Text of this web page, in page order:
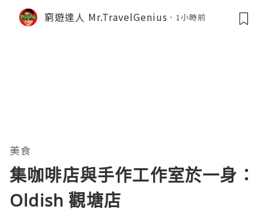
窮遊達人 Mr.TravelGenius 1小時前
美食
集咖啡店與手作工作室於一身：
Oldish 觀塘店